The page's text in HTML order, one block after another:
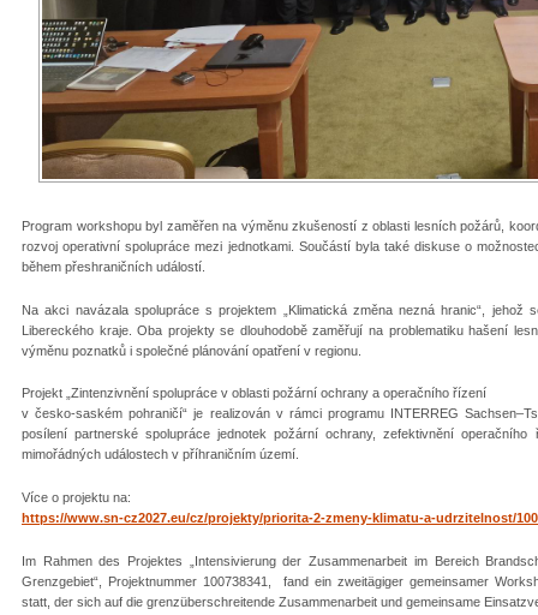
Program workshopu byl zaměřen na výměnu zkušeností z oblasti lesních požárů,
rozvoj operativní spolupráce mezi jednotkami. Součástí byla také diskuse o
během přeshraničních událostí.
Na akci navázala spolupráce s projektem „Klimatická změna nezná hranic“,
Libereckého kraje. Oba projekty se dlouhodobě zaměřují na problematiku hašení
výměnu poznatků i společné plánování opatření v regionu.
Projekt „Zintenzivnění spolupráce v oblasti požární ochrany a operačního řízení
v česko-saském pohraničí“ je realizován v rámci programu INTERREG
posílení partnerské spolupráce jednotek požární ochrany, zefektivnění
mimořádných událostech v příhraničním území.
Více o projektu na:
https://www.sn-cz2027.eu/cz/projekty/priorita-2-zmeny-klimatu-a-udrzitelnost/
Im Rahmen des Projektes „Intensivierung der Zusammenarbeit im Bereich
Grenzgebiet“, Projektnummer 100738341, fand ein zweitägiger gemeinsamer
statt, der sich auf die grenzüberschreitende Zusammenarbeit und gemeinsame